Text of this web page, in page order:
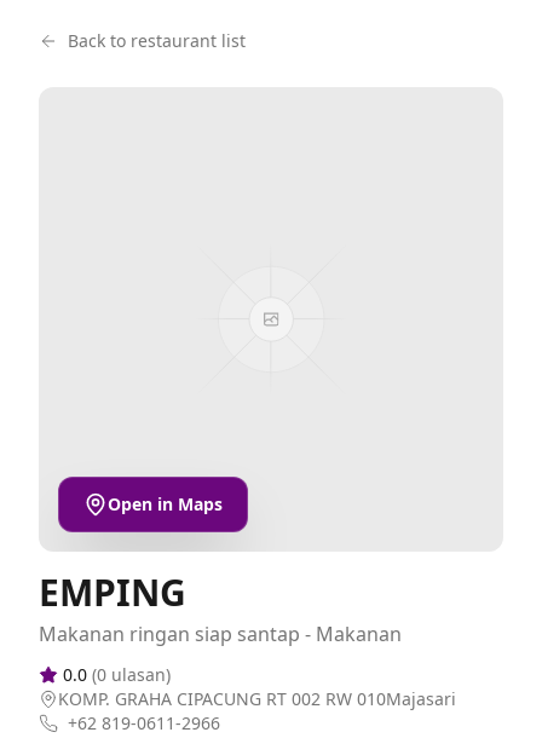
Back to restaurant list
Open in Maps
EMPING
Makanan ringan siap santap - Makanan
0.0 (0 ulasan)
KOMP. GRAHA CIPACUNG RT 002 RW 010Majasari
+62 819-0611-2966